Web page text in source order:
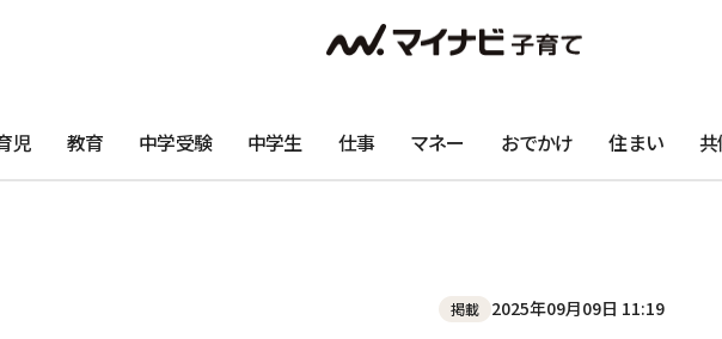
児 教育 中学受験 中学生 仕事 マネー おでかけ 住まい
掲載 2025年09月09日 11:19